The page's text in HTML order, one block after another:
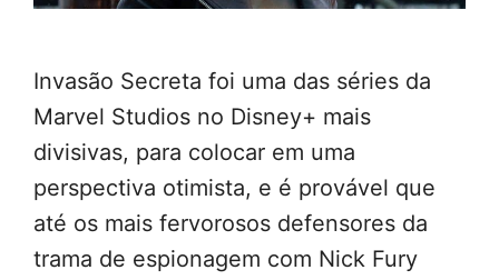
Invasão Secreta foi uma das séries da
Marvel Studios no Disney+ mais
divisivas, para colocar em uma
perspectiva otimista, e é provável que
até os mais fervorosos defensores da
trama de espionagem com Nick Fury